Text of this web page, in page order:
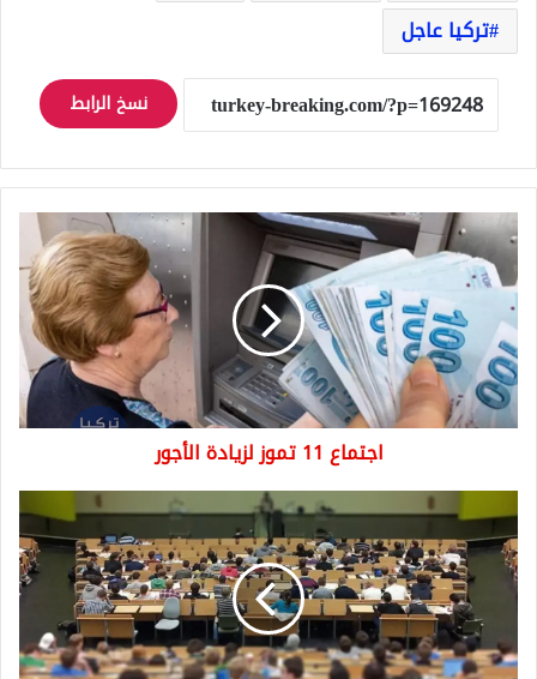
تركيا عاجل
نسخ الرابط
اجتماع
11
تموز
لزيادة
الأجور
اجتماع 11 تموز لزيادة الأجور
من
المركز
التعليم
العالي
الجامعات